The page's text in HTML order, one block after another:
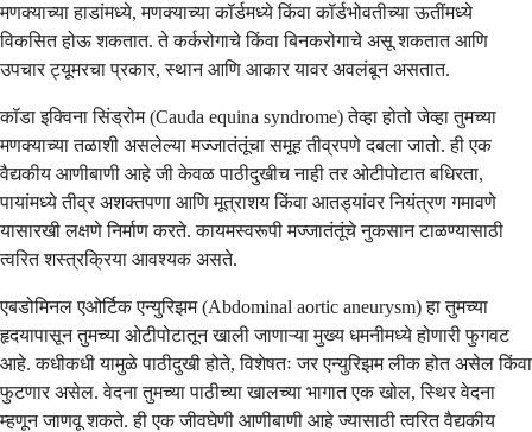
मणक्याच्या हाडांमध्ये, मणक्याच्या कॉर्डमध्ये किंवा कॉर्डभोवतीच्या ऊतींमध्ये
विकसित होऊ शकतात. ते कर्करोगाचे किंवा बिनकरोगाचे असू शकतात आणि
उपचार ट्यूमरचा प्रकार, स्थान आणि आकार यावर अवलंबून असतात.
कॉडा इक्विना सिंड्रोम (Cauda equina syndrome) तेव्हा होतो जेव्हा तुमच्या
मणक्याच्या तळाशी असलेल्या मज्जातंतूंचा समूह तीव्रपणे दबला जातो. ही एक
वैद्यकीय आणीबाणी आहे जी केवळ पाठीदुखीच नाही तर ओटीपोटात बधिरता,
पायांमध्ये तीव्र अशक्तपणा आणि मूत्राशय किंवा आतड्यांवर नियंत्रण गमावणे
यासारखी लक्षणे निर्माण करते. कायमस्वरूपी मज्जातंतूंचे नुकसान टाळण्यासाठी
त्वरित शस्त्रक्रिया आवश्यक असते.
एबडोमिनल एओर्टिक एन्युरिझम (Abdominal aortic aneurysm) हा तुमच्या
हृदयापासून तुमच्या ओटीपोटातून खाली जाणाऱ्या मुख्य धमनीमध्ये होणारी फुगवट
आहे. कधीकधी यामुळे पाठीदुखी होते, विशेषतः जर एन्युरिझम लीक होत असेल किंवा
फुटणार असेल. वेदना तुमच्या पाठीच्या खालच्या भागात एक खोल, स्थिर वेदना
म्हणून जाणवू शकते. ही एक जीवघेणी आणीबाणी आहे ज्यासाठी त्वरित वैद्यकीय